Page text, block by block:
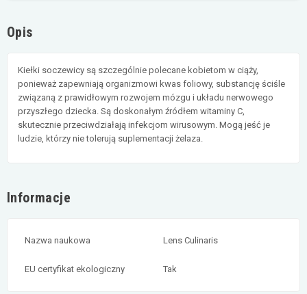
Opis
Kiełki soczewicy są szczególnie polecane kobietom w ciąży,
ponieważ zapewniają organizmowi kwas foliowy, substancję ściśle
związaną z prawidłowym rozwojem mózgu i układu nerwowego
przyszłego dziecka. Są doskonałym źródłem witaminy C,
skutecznie przeciwdziałają infekcjom wirusowym. Mogą jeść je
ludzie, którzy nie tolerują suplementacji żelaza.
Informacje
Nazwa naukowa Lens Culinaris
EU certyfikat ekologiczny Tak